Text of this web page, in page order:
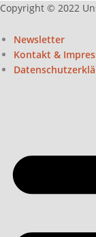
Copyright © 2022
Newsletter
Kontakt &